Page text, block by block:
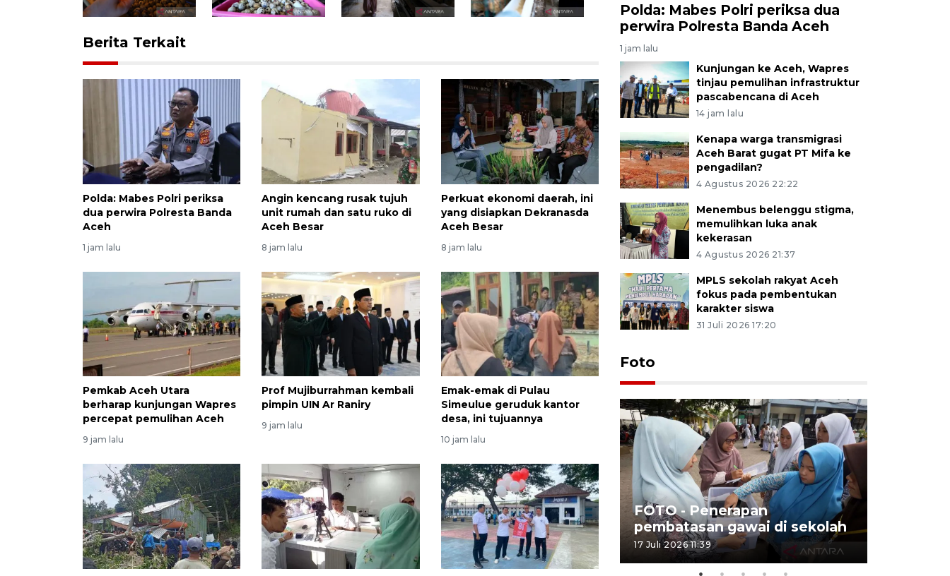
Berita Terkait
Polda: Mabes Polri periksa
dua perwira Polresta Banda
Aceh
1 jam lalu
Angin kencang rusak tujuh
unit rumah dan satu ruko di
Aceh Besar
8 jam lalu
Perkuat ekonomi daerah, ini
yang disiapkan Dekranasda
Aceh Besar
8 jam lalu
Pemkab Aceh Utara
berharap kunjungan Wapres
percepat pemulihan Aceh
9 jam lalu
Prof Mujiburrahman kembali
pimpin UIN Ar Raniry
9 jam lalu
Emak-emak di Pulau
Simeulue geruduk kantor
desa, ini tujuannya
10 jam lalu
Polda: Mabes Polri periksa dua
perwira Polresta Banda Aceh
1 jam lalu
Kunjungan ke Aceh, Wapres
tinjau pemulihan infrastruktur
pascabencana di Aceh
14 jam lalu
Kenapa warga transmigrasi
Aceh Barat gugat PT Mifa ke
pengadilan?
4 Agustus 2026 22:22
Menembus belenggu stigma,
memulihkan luka anak
kekerasan
4 Agustus 2026 21:37
MPLS sekolah rakyat Aceh
fokus pada pembentukan
karakter siswa
31 Juli 2026 17:20
Foto
FOTO - Arus libur Panjang ke
Sabang meningkat
2 Juni 2026 10:33
FOTO - Penerapan
pembatasan gawai di sekolah
17 Juli 2026 11:39